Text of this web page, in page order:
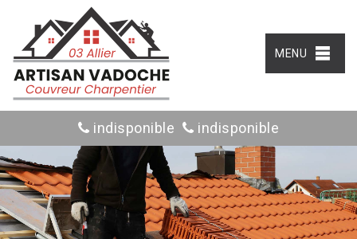
MENU
indisponible indisponible